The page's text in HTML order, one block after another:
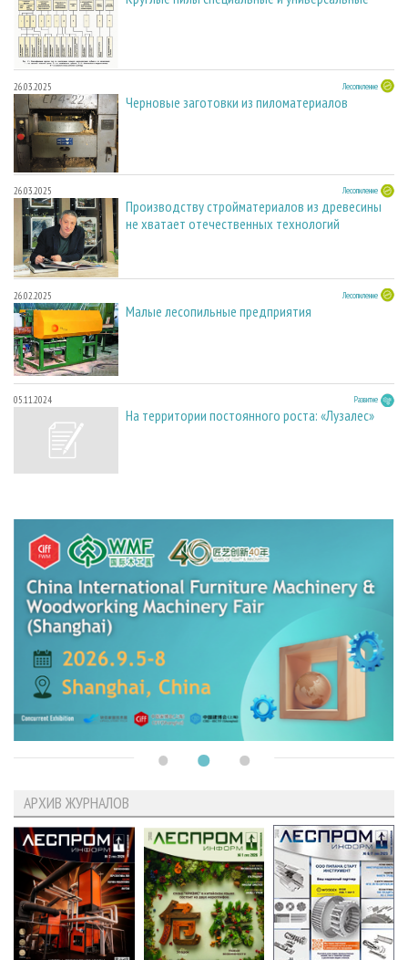
26.03.2025 Лесопиление
Черновые заготовки из пиломатериалов
26.03.2025 Лесопиление
Производству стройматериалов из древесины
не хватает отечественных технологий
26.02.2025 Лесопиление
Малые лесопильные предприятия
05.11.2024 Развитие
На территории постоянного роста: «Лузалес»
АРХИВ ЖУРНАЛОВ